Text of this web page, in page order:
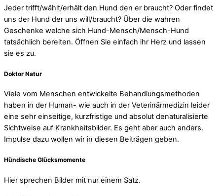
Jeder trifft/wählt/erhält den Hund den er braucht? Oder findet
uns der Hund der uns will/braucht? Über die wahren
Geschenke welche sich Hund-Mensch/Mensch-Hund
tatsächlich bereiten. Öffnen Sie einfach ihr Herz und lassen
sie es zu.
Doktor Natur
Viele vom Menschen entwickelte Behandlungsmethoden
haben in der Human- wie auch in der Veterinärmedizin leider
eine sehr einseitige, kurzfristige und absolut denaturalisierte
Sichtweise auf Krankheitsbilder. Es geht aber auch anders.
Impulse dazu wollen wir in diesen Beiträgen geben.
Hündische Glücksmomente
Hier sprechen Bilder mit nur einem Satz.